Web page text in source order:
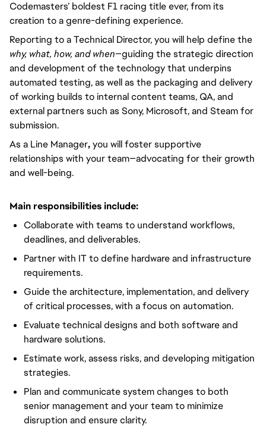
Codemasters’ boldest F1 racing title ever, from its
creation to a genre-defining experience.
Reporting to a Technical Director, you will help define the
why, what, how, and when—guiding the strategic direction
and development of the technology that underpins
automated testing, as well as the packaging and delivery
of working builds to internal content teams, QA, and
external partners such as Sony, Microsoft, and Steam for
submission.
As a Line Manager,you will foster supportive
relationships with your team—advocating for their growth
and well-being.
Main responsibilities include:
Collaborate with teams to understand workflows,
deadlines, and deliverables.
Partner with IT to define hardware and infrastructure
requirements.
Guide the architecture, implementation, and delivery
of critical processes, with a focus on automation.
Evaluate technical designs and both software and
hardware solutions.
Estimate work, assess risks, and developing mitigation
strategies.
Plan and communicate system changes to both
senior management and your team to minimize
disruption and ensure clarity.